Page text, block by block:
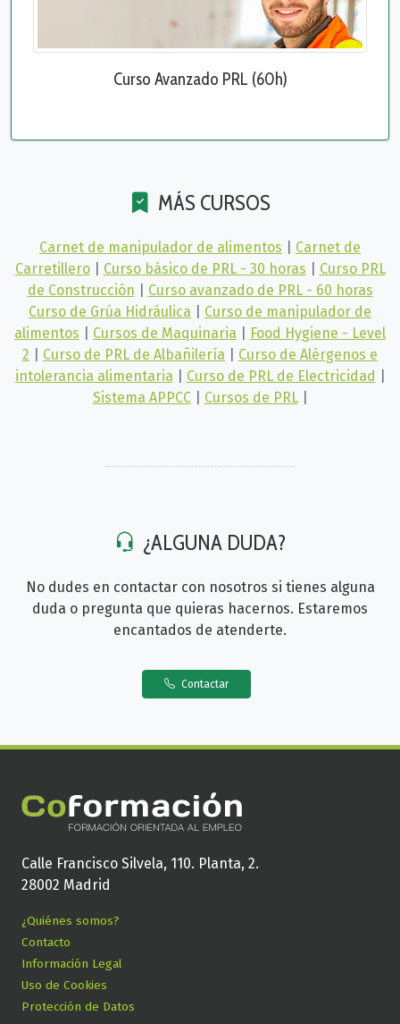
Curso Avanzado PRL (60h)
MÁS CURSOS
Carnet de manipulador de alimentos
Carnet de
Carretillero
Curso básico de PRL - 30 horas
Curso PRL
de Construcción
Curso avanzado de PRL - 60 horas
Curso de Grúa Hidráulica
Curso de manipulador de
alimentos
Cursos de Maquinaria
Food Hygiene - Level
2
Curso de PRL de Albañilería
Curso de Alérgenos e
intolerancia alimentaria
Curso de PRL de Electricidad
Sistema APPCC
Cursos de PRL
¿ALGUNA DUDA?
No dudes en contactar con nosotros si tienes alguna
duda o pregunta que quieras hacernos. Estaremos
encantados de atenderte.
Contactar
Calle Francisco Silvela, 110. Planta, 2.
28002 Madrid
¿Quiénes somos?
Contacto
Información Legal
Uso de Cookies
Protección de Datos